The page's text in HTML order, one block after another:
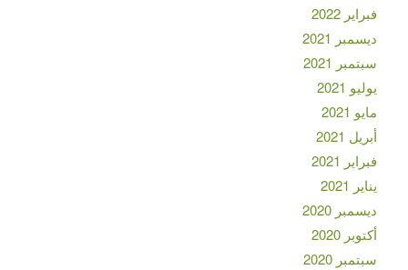
فبراير 2022
ديسمبر 2021
سبتمبر 2021
يوليو 2021
مايو 2021
أبريل 2021
فبراير 2021
يناير 2021
ديسمبر 2020
أكتوبر 2020
سبتمبر 2020